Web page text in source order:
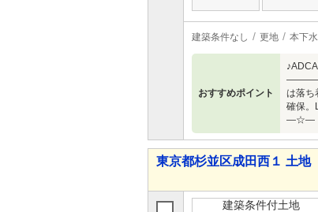
建築条件なし 更地 本下水
おすすめポイント
は落ち
確保
―☆―
東京都杉並区成田西１ 土地
建築条件付土地